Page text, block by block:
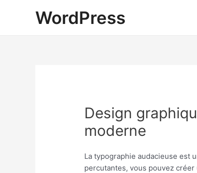
WordPress
Design
moderne
La typographie audacieuse est
percutantes, vous pouvez